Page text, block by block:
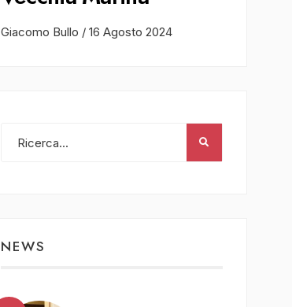
Giacomo Bullo / 16 Agosto 2024
NEWS